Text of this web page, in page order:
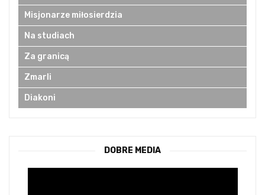
Misjonarze miłosierdzia
Na studiach
Za granicą
Zmarli
Diakoni
DOBRE MEDIA